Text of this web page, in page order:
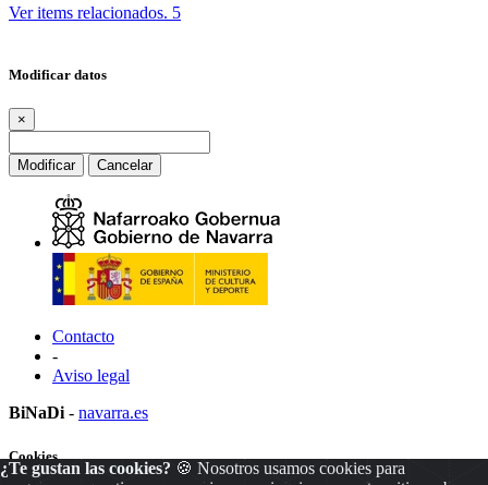
Ver items relacionados. 5
Modificar datos
×
Modificar Cancelar
Contacto
-
Aviso legal
BiNaDi - navarra.es
¿Te gustan las cookies? 🍪 Nosotros usamos cookies para
Cookies